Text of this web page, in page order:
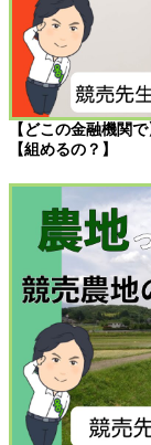
【どこの金融機関
【組めるの？】